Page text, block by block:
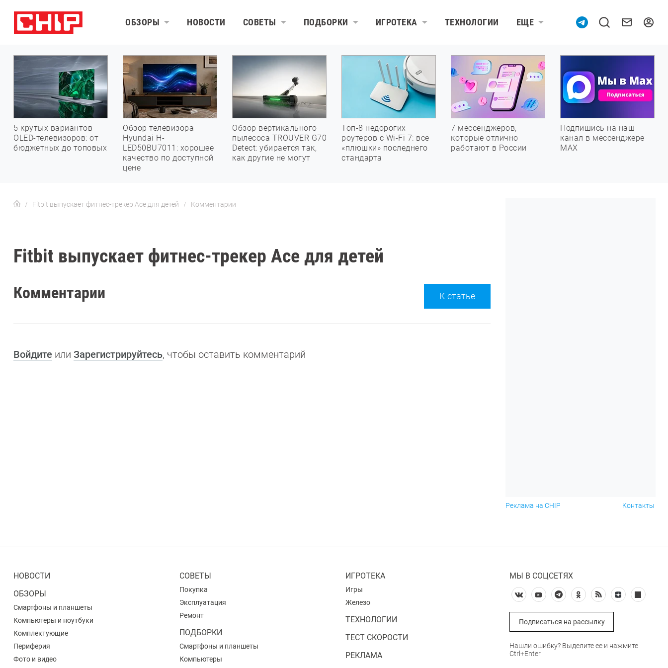
ОБЗОРЫ НОВОСТИ СОВЕТЫ ПОДБОРКИ ИГРОТЕКА ТЕХНОЛОГИИ ЕЩЕ
5 крутых вариантов
OLED-телевизоров: от
бюджетных до топовых
Обзор телевизора
Hyundai H-
LED50BU7011: хорошее
качество по доступной
цене
Обзор вертикального
пылесоса TROUVER G70
Detect: убирается так,
как другие не могут
Топ-8 недорогих
роутеров с Wi-Fi 7: все
«плюшки» последнего
стандарта
7 мессенджеров,
которые отлично
работают в России
Подпишись на наш
канал в мессенджере
МАХ
Fitbit выпускает фитнес-трекер Ace для детей Комментарии
Fitbit выпускает фитнес-трекер Ace для детей
Комментарии К статье
Войдите или Зарегистрируйтесь, чтобы оставить комментарий
Реклама на CHIP Контакты
НОВОСТИ
ОБЗОРЫ
Смартфоны и планшеты
Компьютеры и ноутбуки
Комплектующие
Периферия
Фото и видео
СОВЕТЫ
Покупка
Эксплуатация
Ремонт
ПОДБОРКИ
Смартфоны и планшеты
Компьютеры
ИГРОТЕКА
Игры
Железо
ТЕХНОЛОГИИ
ТЕСТ СКОРОСТИ
РЕКЛАМА
МЫ В СОЦСЕТЯХ
Подписаться на рассылку
Нашли ошибку? Выделите ее и нажмите
Ctrl+Enter